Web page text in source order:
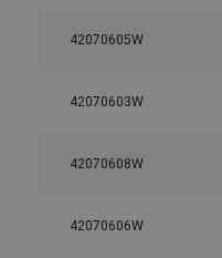
42070605W
42070603W
42070608W
42070606W